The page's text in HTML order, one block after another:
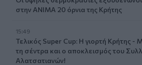
στην ΑΝΙΜΑ 20 όρνια της Κρήτης
15:49
Τελικός Super Cup: Η γιορτή Κρήτης -
τη σέντρα και ο αποκλεισμός του
Αλατσατιανών!